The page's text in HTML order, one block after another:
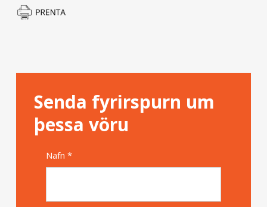
Senda fyrirspurn um
þessa vöru
Nafn *